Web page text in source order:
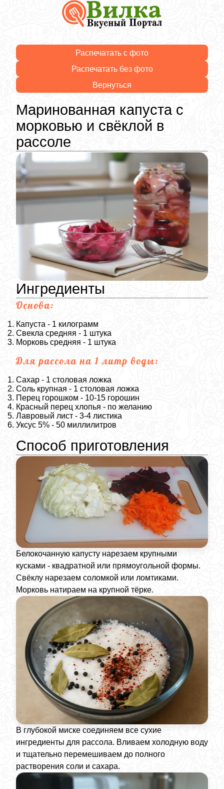
Распечатать с фото
Распечатать без фото
Вернуться
Маринованная капуста с
морковью и свёклой в
рассоле
Ингредиенты
Основа:
Капуста - 1 килограмм
Свекла средняя - 1 штука
Морковь средняя - 1 штука
Для рассола на 1 литр воды:
Сахар - 1 столовая ложка
Соль крупная - 1 столовая ложка
Перец горошком - 10-15 горошин
Красный перец хлопья - по желанию
Лавровый лист - 3-4 листика
Уксус 5% - 50 миллилитров
Способ приготовления
Белокочанную капусту нарезаем крупными
кусками - квадратной или прямоугольной формы.
Свёклу нарезаем соломкой или ломтиками.
Морковь натираем на крупной тёрке.
В глубокой миске соединяем все сухие
ингредиенты для рассола. Вливаем холодную воду
и тщательно перемешиваем до полного
растворения соли и сахара.